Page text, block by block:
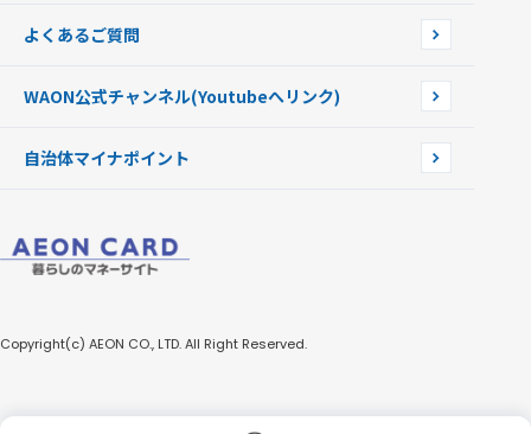
企業情報
よくあるご質問
WAON公式チャンネル(Youtubeへリンク)
自治体マイナポイント
Copyright(c) AEON CO., LTD. All Right Reserved.